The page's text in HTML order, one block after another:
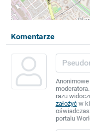
Komentarze
razu
założyćw
portalu